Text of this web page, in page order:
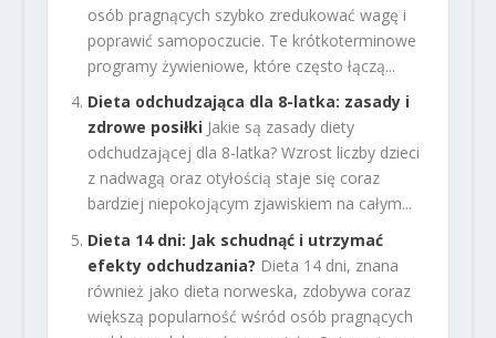
osób pragnących szybko zredukować wagę i
poprawić samopoczucie. Te krótkoterminowe
programy żywieniowe, które często łączą...
Dieta odchudzająca dla 8-latka: zasady i
zdrowe posiłki Jakie są zasady diety
odchudzającej dla 8-latka? Wzrost liczby dzieci
z nadwagą oraz otyłością staje się coraz
bardziej niepokojącym zjawiskiem na całym...
Dieta 14 dni: Jak schudnąć i utrzymać
efekty odchudzania? Dieta 14 dni, znana
również jako dieta norweska, zdobywa coraz
większą popularność wśród osób pragnących